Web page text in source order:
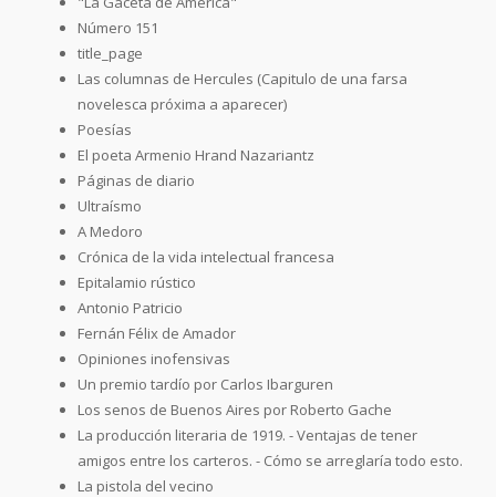
Número 151
title_page
Las columnas de Hercules (Capitulo de una farsa
novelesca próxima a aparecer)
Poesías
El poeta Armenio Hrand Nazariantz
Páginas de diario
Ultraísmo
A Medoro
Crónica de la vida intelectual francesa
Epitalamio rústico
Antonio Patricio
Fernán Félix de Amador
Opiniones inofensivas
Un premio tardío por Carlos Ibarguren
Los senos de Buenos Aires por Roberto Gache
La producción literaria de 1919. - Ventajas de tener
amigos entre los carteros. - Cómo se arreglaría todo esto.
La pistola del vecino